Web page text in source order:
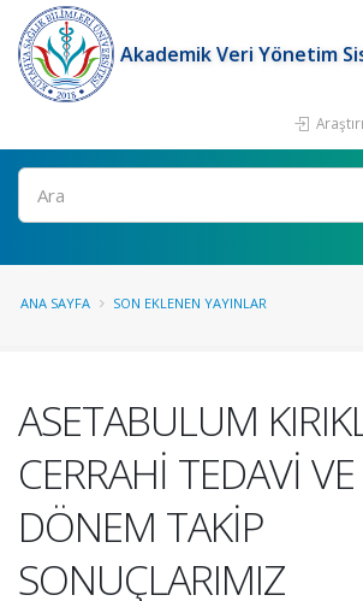
Akademik Veri Yönetim
Ara
ANA SAYFA SON EKLENEN YAYINLAR
ASETABULUM
CERRAHİ TEDAVİ
DÖNEM TAKİP
SONUÇLARIMIZ